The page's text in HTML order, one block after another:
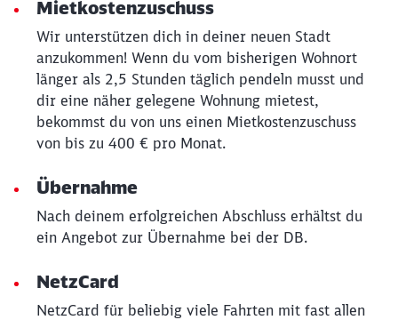
Mietkostenzuschuss
Wir unterstützen dich in deiner neuen Stadt
anzukommen! Wenn du vom bisherigen Wohnort
länger als 2,5 Stunden täglich pendeln musst und
dir eine näher gelegene Wohnung mietest,
bekommst du von uns einen Mietkostenzuschuss
von bis zu 400 € pro Monat.
Übernahme
Nach deinem erfolgreichen Abschluss erhältst du
ein Angebot zur Übernahme bei der DB.
NetzCard
NetzCard für beliebig viele Fahrten mit fast allen